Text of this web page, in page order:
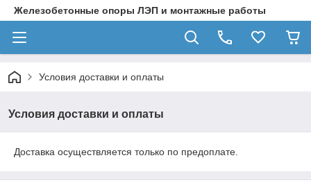
Железобетонные опоры ЛЭП и монтажные работы
Условия доставки и оплаты
Условия доставки и оплаты
Доставка осуществляется только по предоплате.